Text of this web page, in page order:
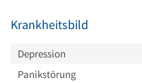
Krankheitsbild
Depression
Panikstörung